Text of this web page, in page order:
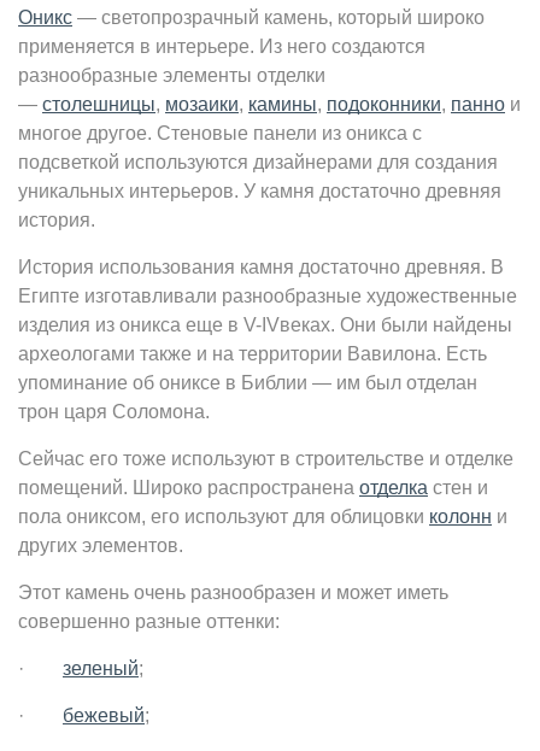
Оникс — светопрозрачный камень, который широко
применяется в интерьере. Из него создаются
разнообразные элементы отделки
— столешницы, мозаики, камины, подоконники, панно и
многое другое. Стеновые панели из оникса с
подсветкой используются дизайнерами для создания
уникальных интерьеров. У камня достаточно древняя
история.
История использования камня достаточно древняя. В
Египте изготавливали разнообразные художественные
изделия из оникса еще в V-IVвеках. Они были найдены
археологами также и на территории Вавилона. Есть
упоминание об ониксе в Библии — им был отделан
трон царя Соломона.
Сейчас его тоже используют в строительстве и отделке
помещений. Широко распространена отделка стен и
пола ониксом, его используют для облицовки колонн и
других элементов.
Этот камень очень разнообразен и может иметь
совершенно разные оттенки:
· зеленый;
· бежевый;